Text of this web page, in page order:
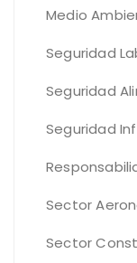
Medio
Seguridad
Seguridad
Seguridad
Sector
Sector